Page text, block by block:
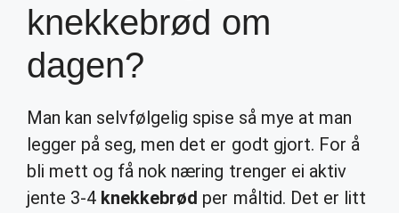
knekkebrød om
dagen?
Man kan selvfølgelig spise så mye at man
legger på seg, men det er godt gjort. For å
bli mett og få nok næring trenger ei aktiv
jente 3-4 knekkebrød per måltid. Det er litt